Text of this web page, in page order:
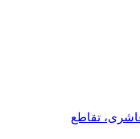
عاشری، تقاطع